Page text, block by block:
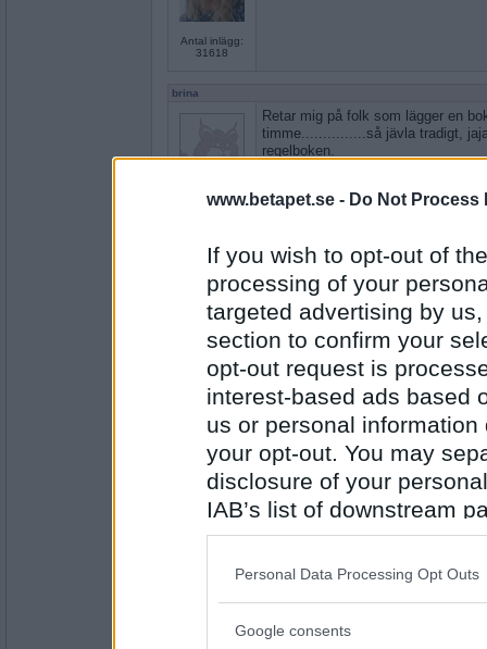
www.betapet.se - Do Not Process
If you wish to opt-out of
processing of your
targeted advertising by
section to confirm your
opt-out request is
interest-based ads based
us or personal
your opt-out. You may
disclosure of your
IAB’s list of downstream
also be disclosed by us
Downstream Participants
Please note that this
Personal Data Processing Opt Outs
Google consents
Antal inlägg:
31618
brina
Antal inlägg:
Retar mig på folk som lägger en
timme...............så jävla tradigt,
regelboken.
Antal inlägg:
2080
Håller med brina. Har precis
vara förbjudet.
Antal inlägg:
Skulle vara skojsigt om det gick